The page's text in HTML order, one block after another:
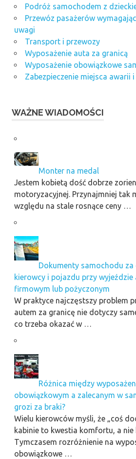
Podróż samochodem z
Przewóz pasażerów
uwagi
Transport i przewozy
Wyposażenie auta za granicą
Wyposażenie obowiązkowe
Zabezpieczenie miejsca awarii
WAŻNE WIADOMOŚCI
Monter na medal
Jestem kobietą dość dobrze
motoryzacyjnej. Przynajmniej tak
względu na stale rosnące ceny …
Dokumenty samochodu za
kierowcy i pojazdu przy wyjeździe
firmowym lub pożyczonym
W praktyce najczęstszy problem
autem za granicę nie dotyczy
co trzeba okazać w …
Różnica między
obowiązkowym a zalecanym w
grozi za braki?
Wielu kierowców myśli, że „coś
kabinie to kwestia komfortu, a nie
Tymczasem rozróżnienie na
obowiązkowe …